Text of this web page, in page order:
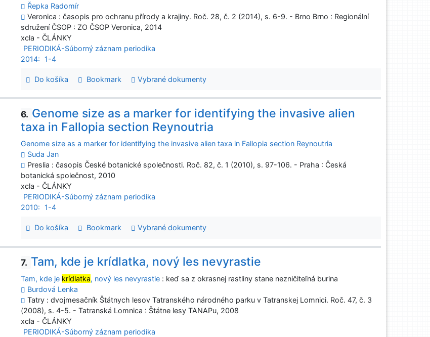
Řepka Radomír
Veronica : časopis pro ochranu přírody a krajiny. Roč. 28, č. 2 (2014), s. 6-9. - Brno Brno : Regionální
sdružení ČSOP : ZO ČSOP Veronica, 2014
xcla - ČLÁNKY
PERIODIKÁ-Súborný záznam periodika
2014:
1-4
Do košíka Bookmark Vybrané dokumenty
6. Genome size as a marker for identifying the invasive alien
taxa in Fallopia section Reynoutria
Genome size as a marker for identifying the invasive alien taxa in Fallopia section Reynoutria
Suda Jan
Preslia : časopis České botanické společnosti. Roč. 82, č. 1 (2010), s. 97-106. - Praha : Česká
botanická společnost, 2010
xcla - ČLÁNKY
PERIODIKÁ-Súborný záznam periodika
2010:
1-4
Do košíka Bookmark Vybrané dokumenty
7. Tam, kde je krídlatka, nový les nevyrastie
Tam, kde je krídlatka, nový les nevyrastie : keď sa z okrasnej rastliny stane nezničiteľná burina
Burdová Lenka
Tatry : dvojmesačník Štátnych lesov Tatranského národného parku v Tatranskej Lomnici. Roč. 47, č. 3
(2008), s. 4-5. - Tatranská Lomnica : Štátne lesy TANAPu, 2008
xcla - ČLÁNKY
PERIODIKÁ-Súborný záznam periodika